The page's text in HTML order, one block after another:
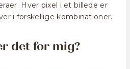
Hver pixel i et billede er
i forskellige kombinationer.
det for mig?